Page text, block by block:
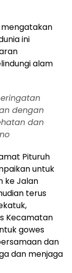
ini
alam
dengan
dan
Pituruh
untuk
ke Jalan
terus
Kecamatan
gowes
dan
dan menjaga